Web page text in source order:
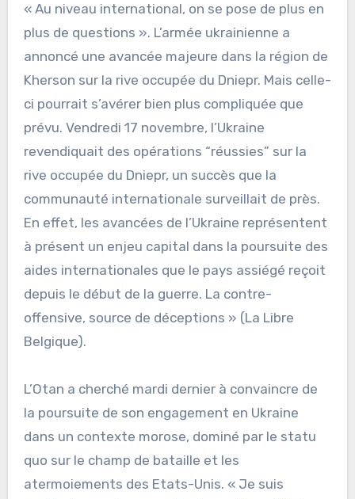
« Au niveau international, on se pose de plus en
plus de questions ». L’armée ukrainienne a
annoncé une avancée majeure dans la région de
Kherson sur la rive occupée du Dniepr. Mais celle-
ci pourrait s’avérer bien plus compliquée que
prévu. Vendredi 17 novembre, l’Ukraine
revendiquait des opérations “réussies” sur la
rive occupée du Dniepr, un succès que la
communauté internationale surveillait de près.
En effet, les avancées de l’Ukraine représentent
à présent un enjeu capital dans la poursuite des
aides internationales que le pays assiégé reçoit
depuis le début de la guerre. La contre-
offensive, source de déceptions » (La Libre
Belgique).
L’Otan a cherché mardi dernier à convaincre de
la poursuite de son engagement en Ukraine
dans un contexte morose, dominé par le statu
quo sur le champ de bataille et les
atermoiements des Etats-Unis. « Je suis